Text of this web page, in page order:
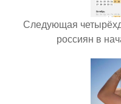
Следующая
россиян в